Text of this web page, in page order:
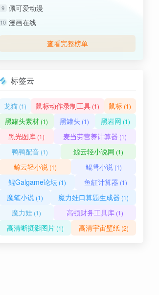
9 佩可爱动漫
10 漫画在线
查看完整榜单
标签云
龙猫(1) 鼠标动作录制工具(1) 鼠标 (1)
黑罐头素材 (1) 黑罐头 (1) 黑岩网 (1)
黑光图库 (1) 麦当劳营养计算器 (1)
鸭鸭配音 (1) 鲸云轻小说网 (1)
鲸云轻小说(1) 鲲弩小说(1)
鲲Galgame论坛(1) 鱼缸计算器 (1)
魔笔小说(1) 魔力娃口算题生成器 (1)
魔力娃 (1) 高顿财务工具库 (1)
高清晰摄影图片(1) 高清宇宙壁纸(2)